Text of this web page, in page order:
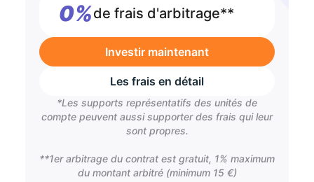
0%de frais d'arbitrage**
Investir maintenant
Les frais en détail
*Les supports représentatifs des unités de
compte peuvent aussi supporter des frais qui leur
sont propres.
**1er arbitrage du contrat est gratuit, 1% maximum
du montant arbitré (minimum 15 €)